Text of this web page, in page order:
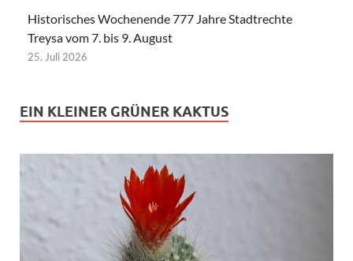
Historisches Wochenende 777 Jahre Stadtrechte
Treysa vom 7. bis 9. August
25. Juli 2026
EIN KLEINER GRÜNER KAKTUS